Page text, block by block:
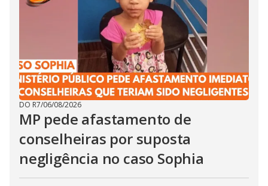
DO R7/06/08/2026
MP pede afastamento de
conselheiras por suposta
negligência no caso Sophia